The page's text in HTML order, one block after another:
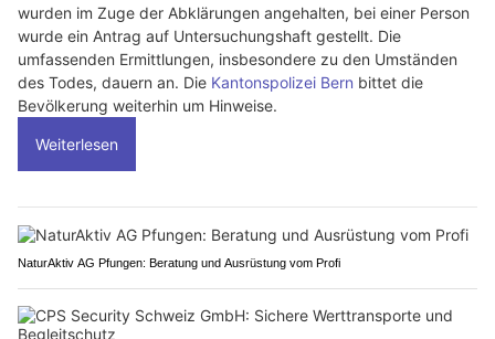
wurden im Zuge der Abklärungen angehalten, bei einer Person
wurde ein Antrag auf Untersuchungshaft gestellt. Die
umfassenden Ermittlungen, insbesondere zu den Umständen
des Todes, dauern an. Die Kantonspolizei Bern bittet die
Bevölkerung weiterhin um Hinweise.
Weiterlesen
NaturAktiv AG Pfungen: Beratung und Ausrüstung vom Profi